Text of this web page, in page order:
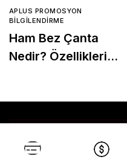
APLUS PROMOSYON
BILGILENDIRME
Ham Bez Çanta
Nedir? Özellikleri